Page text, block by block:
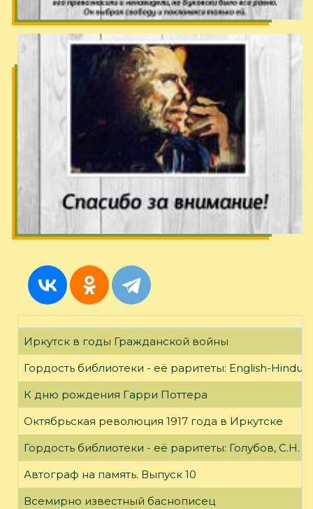
Иркутск в годы Гражданской войны
Гордость библиотеки - её раритеты: English-
К дню рождения Гарри Поттера
Октябрьская революция 1917 года в Иркутске
Гордость библиотеки - её раритеты: Голубов, С.Н.
Автограф на память. Выпуск 10
Всемирно известный баснописец